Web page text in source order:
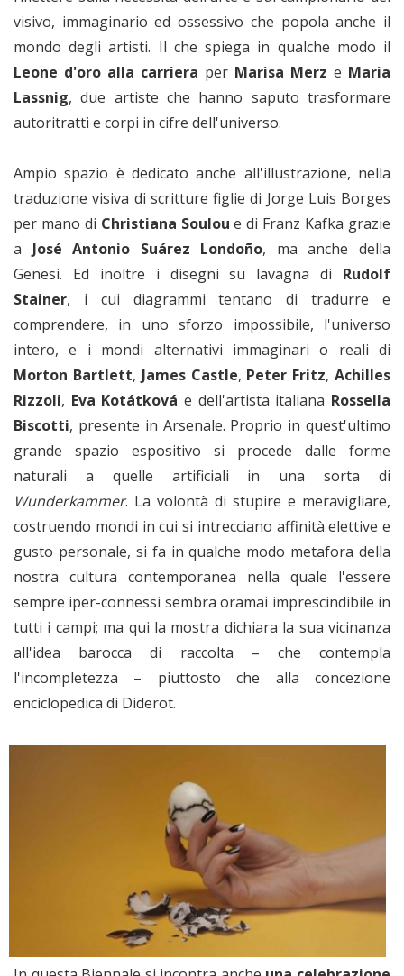
visivo, immaginario ed ossessivo che popola anche il
mondo degli artisti. Il che spiega in qualche modo il
Leone d'oro alla carriera per Marisa Merz e Maria
Lassnig, due artiste che hanno saputo trasformare
autoritratti e corpi in cifre dell'universo.
Ampio spazio è dedicato anche all'illustrazione, nella
traduzione visiva di scritture figlie di Jorge Luis Borges
per mano di Christiana Soulou e di Franz Kafka grazie
a José Antonio Suárez Londoño, ma anche della
Genesi. Ed inoltre i disegni su lavagna di Rudolf
Stainer, i cui diagrammi tentano di tradurre e
comprendere, in uno sforzo impossibile, l'universo
intero, e i mondi alternativi immaginari o reali di
Morton Bartlett, James Castle, Peter Fritz,Achilles
Rizzoli, Eva Kotátková e dell'artista italiana Rossella
Biscotti, presente in Arsenale. Proprio in quest'ultimo
grande spazio espositivo si procede dalle forme
naturali a quelle artificiali in una sorta di
Wunderkammer. La volontà di stupire e meravigliare,
costruendo mondi in cui si intrecciano affinità elettive e
gusto personale, si fa in qualche modo metafora della
nostra cultura contemporanea nella quale l'essere
sempre iper-connessi sembra oramai imprescindibile in
tutti i campi; ma qui la mostra dichiara la sua vicinanza
all'idea barocca di raccolta – che contempla
l'incompletezza – piuttosto che alla concezione
enciclopedica di Diderot.